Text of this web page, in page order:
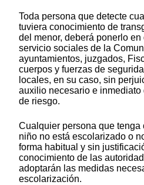
Toda persona que detecte
tuviera conocimiento de
del menor, deberá ponerlo
servicio sociales de la
ayuntamientos, juzgados,
cuerpos y fuerzas de
locales, en su caso, sin
auxilio necesario e
de riesgo.
Cualquier persona que tenga
niño no está escolarizado o
forma habitual y sin
conocimiento de las
adoptarán las medidas
escolarización.